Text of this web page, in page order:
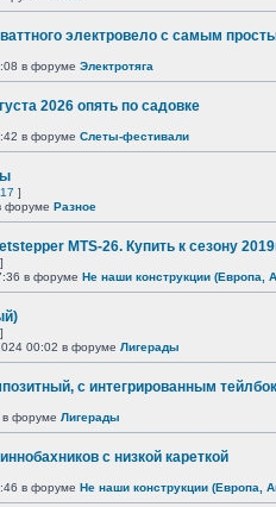
электровело с самым
в форуме Электротяга
2026 опять по садовке
в форуме Слеты-фестивали
]
форуме Разное
MTS-26. Купить к сезону
]
в форуме Не наши конструкции (Европа,
]
00:02 в форуме Лигерады
с интегрированным
форуме Лигерады
с низкой кареткой
в форуме Не наши конструкции (Европа,